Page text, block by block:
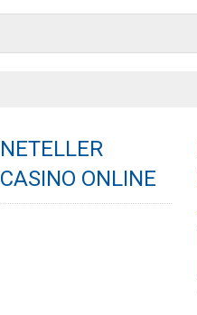
NETELLER
CASINO ONLINE